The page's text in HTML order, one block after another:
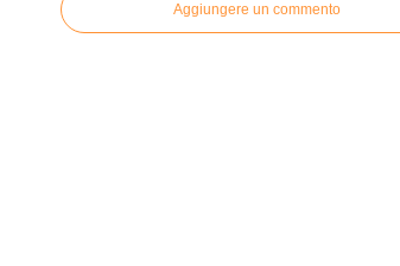
Aggiungere un commento